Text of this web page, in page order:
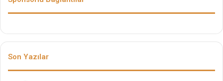
Son Yazılar